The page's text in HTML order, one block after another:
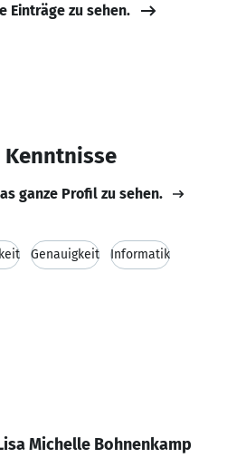
Einträge zu sehen.
ganze Profil zu sehen.
Genauigkeit Informatik
Michelle Bohnenkamp